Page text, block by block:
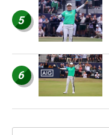
5
6